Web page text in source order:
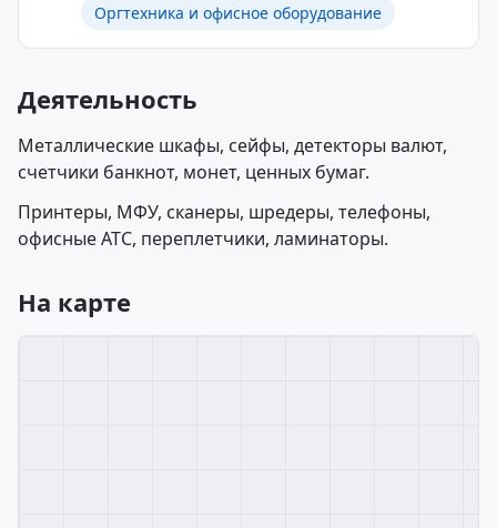
Оргтехника и офисное оборудование
Деятельность
Металлические шкафы, сейфы, детекторы валют,
счетчики банкнот, монет, ценных бумаг.
Принтеры, МФУ, сканеры, шредеры, телефоны,
офисные АТС, переплетчики, ламинаторы.
На карте